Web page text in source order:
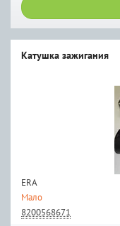
Катушка зажигания
ERA
Мало
8200568671